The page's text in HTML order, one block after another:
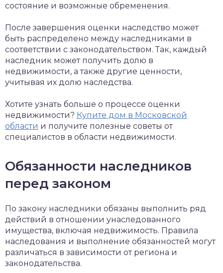
состояние и возможные обременения.
После завершения оценки наследство может
быть распределено между наследниками в
соответствии с законодательством. Так, каждый
наследник может получить долю в
недвижимости, а также другие ценности,
учитывая их долю наследства.
Хотите узнать больше о процессе оценки
недвижимости? Купите дом в Московской
области и получите полезные советы от
специалистов в области недвижимости.
Обязанности наследников
перед законом
По закону наследники обязаны выполнить ряд
действий в отношении унаследованного
имущества, включая недвижимость. Правила
наследования и выполнение обязанностей могут
различаться в зависимости от региона и
законодательства.